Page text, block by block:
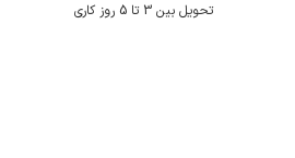
تحویل بین 3 تا 5 روز کاری